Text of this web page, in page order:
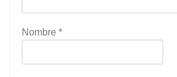
Nombre *